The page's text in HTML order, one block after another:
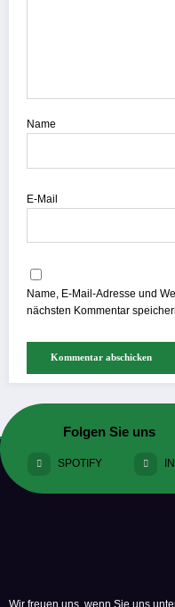
Name
E-Mail
Name, E-Mail-Adresse und
nächsten Kommentar
Folgen Sie uns
SPOTIFY
Wir freuen uns, wenn Sie uns